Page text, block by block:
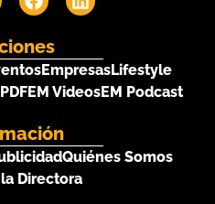
EmpresasLifestyle
EM VideosEM Podcast
Quiénes Somos
Directora